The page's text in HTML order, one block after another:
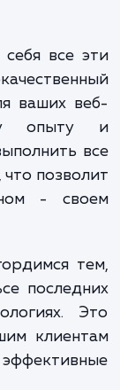
и
из
платформ.
на себя все
для ваших